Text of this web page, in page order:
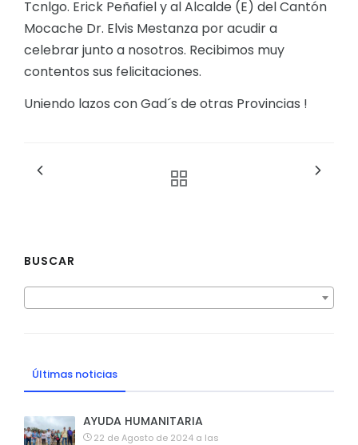
Tcnlgo. Erick Peñafiel y al Alcalde (E) del Cantón
Mocache Dr. Elvis Mestanza por acudir a
celebrar junto a nosotros. Recibimos muy
contentos sus felicitaciones.
Uniendo lazos con Gad´s de otras Provincias !
BUSCAR
Últimas noticias
AYUDA HUMANITARIA
22 de Agosto de 2024 a las